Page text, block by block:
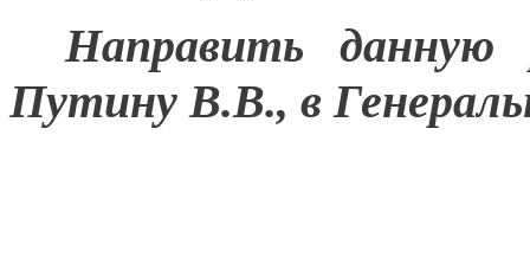
Направить данную
Путину В.В., в